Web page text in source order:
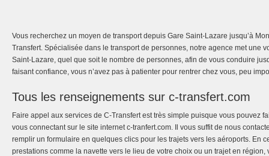
Vous recherchez un moyen de transport depuis Gare Saint-Lazare jusqu’à
Transfert. Spécialisée dans le transport de personnes, notre agence met une
Saint-Lazare, quel que soit le nombre de personnes, afin de vous conduire
faisant confiance, vous n’avez pas à patienter pour rentrer chez vous, peu
Tous les renseignements sur c-transfert.com
Faire appel aux services de C-Transfert est très simple puisque vous pouvez
vous connectant sur le site internet c-tranfert.com. Il vous suffit de nous
remplir un formulaire en quelques clics pour les trajets vers les aéroports. En
prestations comme la navette vers le lieu de votre choix ou un trajet en